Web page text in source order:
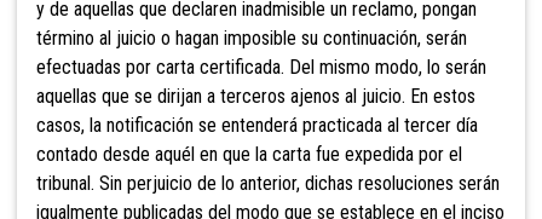
y de aquellas que declaren inadmisible un reclamo, pongan
término al juicio o hagan imposible su continuación, serán
efectuadas por carta certificada. Del mismo modo, lo serán
aquellas que se dirijan a terceros ajenos al juicio. En estos
casos, la notificación se entenderá practicada al tercer día
contado desde aquél en que la carta fue expedida por el
tribunal. Sin perjuicio de lo anterior, dichas resoluciones serán
igualmente publicadas del modo que se establece en el inciso